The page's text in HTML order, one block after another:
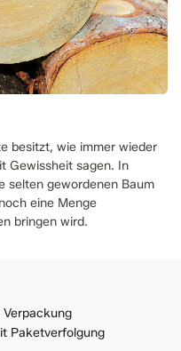
besitzt, wie immer wieder
Gewissheit sagen. In
selten gewordenen Baum
eine Menge
bringen wird.
Paketverfolgung